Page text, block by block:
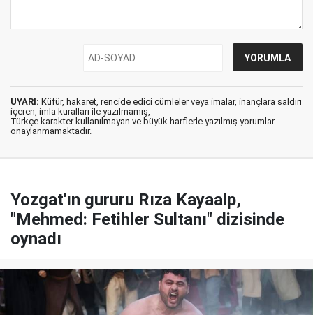
UYARI: Küfür, hakaret, rencide edici cümleler veya imalar, inançlara saldırı
içeren, imla kuralları ile yazılmamış,
Türkçe karakter kullanılmayan ve büyük harflerle yazılmış yorumlar
onaylanmamaktadır.
Yozgat'ın gururu Rıza Kayaalp,
"Mehmed: Fetihler Sultanı" dizisinde
oynadı